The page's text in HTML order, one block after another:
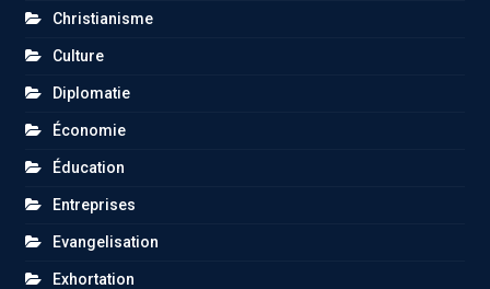
Christianisme
Culture
Diplomatie
Économie
Éducation
Entreprises
Evangelisation
Exhortation